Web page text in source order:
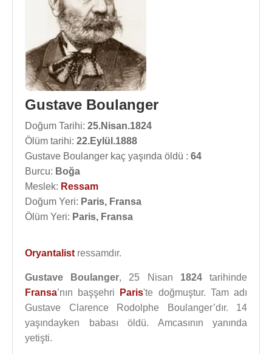
Gustave Boulanger
Doğum Tarihi: 25.Nisan.1824
Ölüm tarihi: 22.Eylül.1888
Gustave Boulanger kaç yaşında öldü : 64
Burcu: Boğa
Meslek: Ressam
Doğum Yeri: Paris, Fransa
Ölüm Yeri: Paris, Fransa
Oryantalist ressamdır.
Gustave Boulanger, 25 Nisan 1824tarihinde
Fransa’nın başşehri Paris'te doğmuştur. Tam adı
Gustave Clarence Rodolphe Boulanger’dır. 14
yaşındayken babası öldü. Amcasının yanında
yetişti.